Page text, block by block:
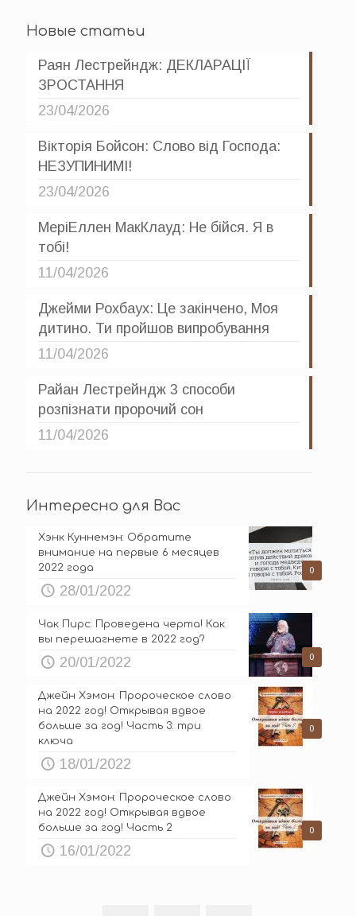
Новые статьи
Раян Лестрейндж: ДЕКЛАРАЦІЇ
ЗРОСТАННЯ
23/04/2026
Вікторія Бойсон: Слово від Господа:
НЕЗУПИНИМІ!
23/04/2026
МеріЕллен МакКлауд: Не бійся. Я в
тобі!
11/04/2026
Джейми Рохбаух: Це закінчено, Моя
дитино. Ти пройшов випробування
11/04/2026
Райан Лестрейндж 3 способи
розпізнати пророчий сон
11/04/2026
Интересно для Вас
0
Хэнк Куннемэн: Обратите
внимание на первые 6 месяцев
2022 года
28/01/2022
0
Чак Пирс: Проведена черта! Как
вы перешагнете в 2022 год?
20/01/2022
0
Джейн Хэмон: Пророческое слово
на 2022 год! Открывая вдвое
больше за год! Часть 3: три
ключа
18/01/2022
0
Джейн Хэмон: Пророческое слово
на 2022 год! Открывая вдвое
больше за год! Часть 2
16/01/2022